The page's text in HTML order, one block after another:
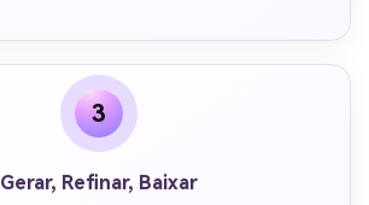
3
Gerar, Refinar, Baixar